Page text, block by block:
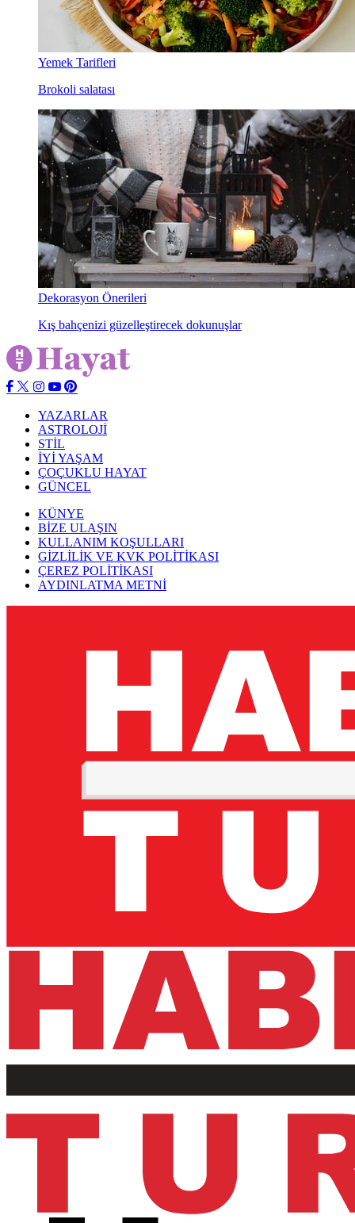
Yemek Tarifleri
Brokoli salatası
Dekorasyon Önerileri
Kış bahçenizi güzelleştirecek dokunuşlar
YAZARLAR
ASTROLOJİ
STİL
İYİ YAŞAM
ÇOÇUKLU HAYAT
GÜNCEL
KÜNYE
BİZE ULAŞIN
KULLANIM KOŞULLARI
GİZLİLİK VE KVK POLİTİKASI
ÇEREZ POLİTİKASI
AYDINLATMA METNİ